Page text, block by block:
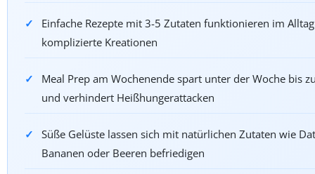
Einfache Rezepte mit 3-5 Zutaten funktionieren im
komplizierte Kreationen
Meal Prep am Wochenende spart unter der Woche bis
und verhindert Heißhungerattacken
Süße Gelüste lassen sich mit natürlichen Zutaten wie
Bananen oder Beeren befriedigen